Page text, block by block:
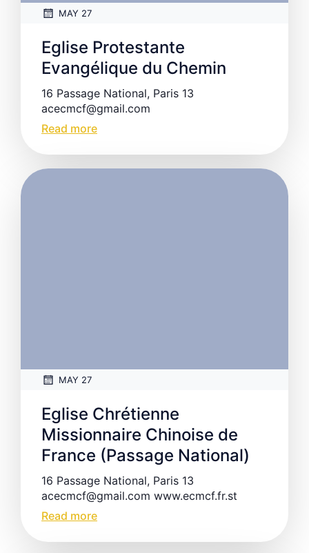
MAY 27
Eglise Protestante
Evangélique du Chemin
16 Passage National, Paris 13
acecmcf@gmail.com
Read more
MAY 27
Eglise Chrétienne
Missionnaire Chinoise de
France (Passage National)
16 Passage National, Paris 13
acecmcf@gmail.com www.ecmcf.fr.st
Read more